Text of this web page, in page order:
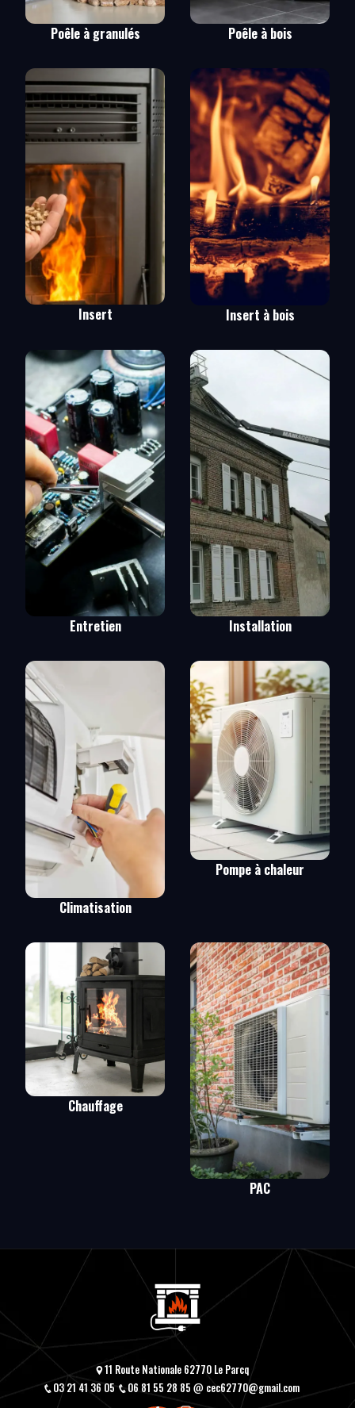
Poêle à granulés Poêle à bois
Insert Insert à bois
Entretien Installation
Climatisation
Pompe à chaleur
Chauffage
PAC
11 Route Nationale 62770 Le Parcq
03 21 41 36 05
06 81 55 28 85 cec62770@gmail.com